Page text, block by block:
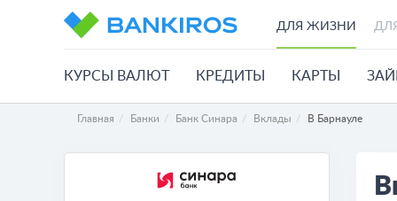
ДЛЯ ЖИЗНИ
КУРСЫ ВАЛЮТ КРЕДИТЫ КАРТЫ
Главная Банки Банк Синара Вклады В Барнауле